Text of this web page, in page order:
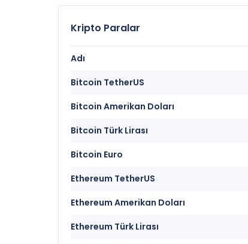
Kripto Paralar
Adı
Bitcoin TetherUS
Bitcoin Amerikan Doları
Bitcoin Türk Lirası
Bitcoin Euro
Ethereum TetherUS
Ethereum Amerikan Doları
Ethereum Türk Lirası